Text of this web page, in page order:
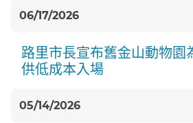
06/17/2026
路里市長宣布舊金山動物園
供低成本入場​​
05/14/2026